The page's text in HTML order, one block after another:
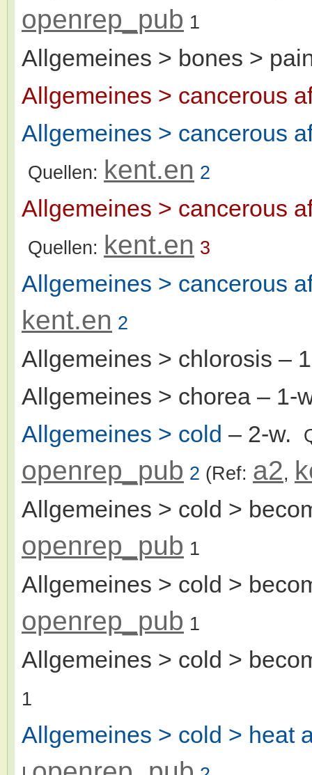
openrep_pub 1
Allgemeines > bones >
Allgemeines > cancerous
Allgemeines > cancerous
Quellen: kent.en 2
Allgemeines > cancerous
Quellen: kent.en 3
Allgemeines > cancerous
kent.en 2
Allgemeines > chlorosis –
Allgemeines > chorea – 1-
Allgemeines > cold – 2-w.
openrep_pub 2 (Ref: a2,
Allgemeines > cold >
openrep_pub 1
Allgemeines > cold >
openrep_pub 1
Allgemeines > cold >
1
Allgemeines > cold > heat